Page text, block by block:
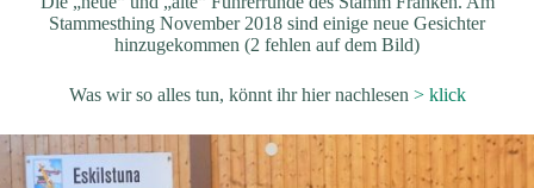
Stammesthing November 2018 sind einige neue Gesichter
hinzugekommen (2 fehlen auf dem Bild)
Was wir so alles tun, könnt ihr hier nachlesen > klick